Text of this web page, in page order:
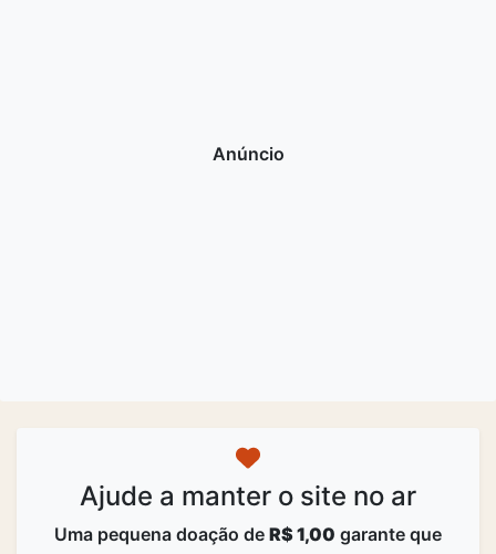
Ajude a manter o site no ar
Uma pequena doação de R$ 1,00 garante que